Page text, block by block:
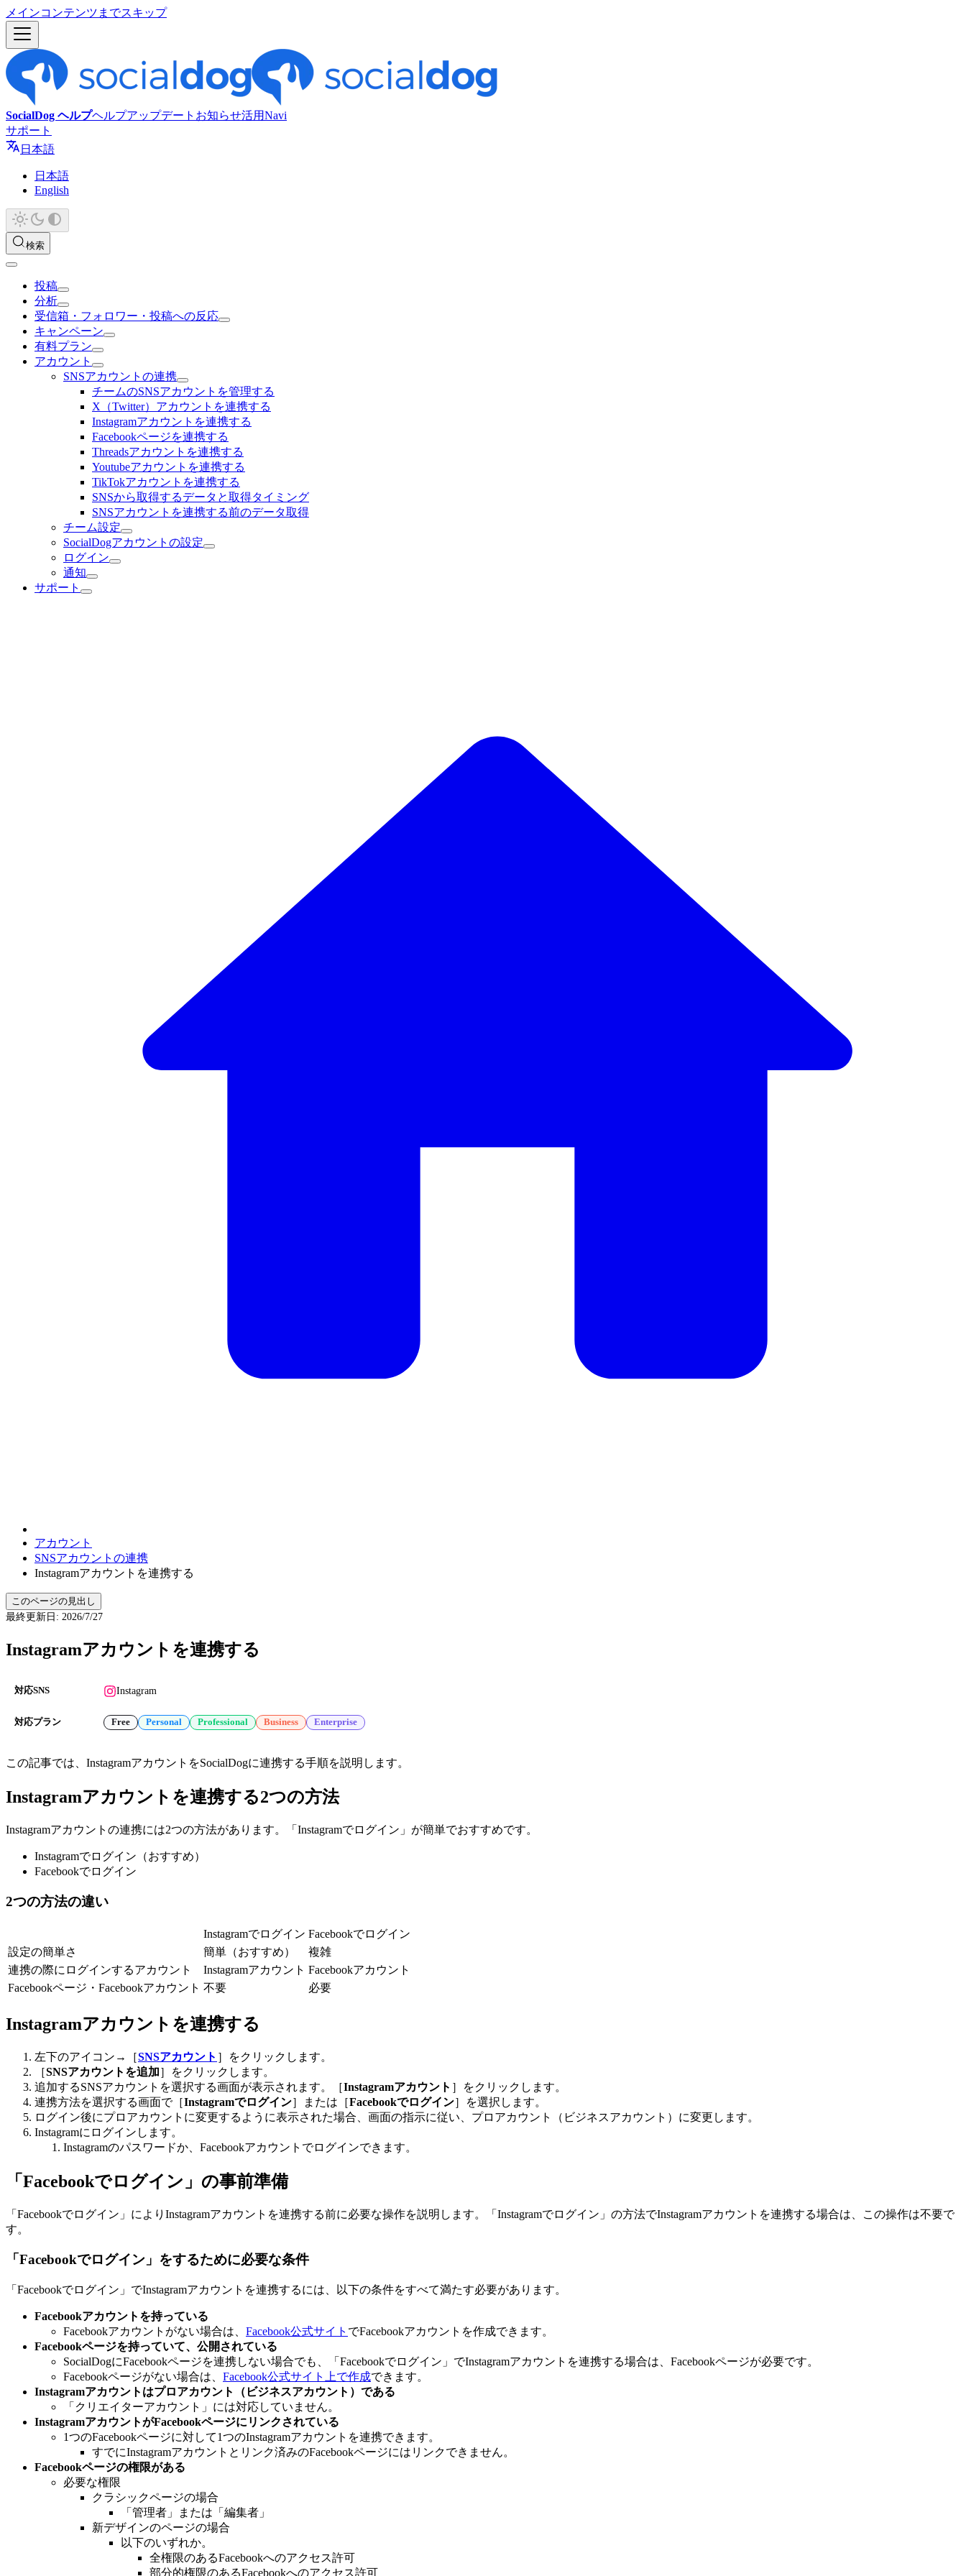
メインコンテンツまでスキップ
SocialDog ヘルプヘルプアップデート お知らせ活用Navi
サポート
日本語
日本語
English
検索
投稿
分析
受信箱・フォロワー・投稿への反応
キャンペーン
有料プラン
アカウント
SNSアカウントの連携
チームのSNSアカウントを管理する
X（Twitter）アカウントを連携する
Instagramアカウントを連携する
Facebookページを連携する
Threadsアカウントを連携する
Youtubeアカウントを連携する
TikTokアカウントを連携する
SNSから取得するデータと取得タイミング
SNSアカウントを連携する前のデータ取得
チーム設定
SocialDogアカウントの設定
ログイン
通知
サポート
アカウント
SNSアカウントの連携
Instagramアカウントを連携する
このページの見出し
最終更新日: 2026/7/27
Instagramアカウントを連携する
対応SNS Instagram
対応プラン Free Personal Professional Business Enterprise
この記事では、InstagramアカウントをSocialDogに連携する手順を説明します。
Instagramアカウントを連携する2つの方法
Instagramアカウントの連携には2つの方法があります。「Instagramでログイン」が簡単でおすすめです。
Instagramでログイン（おすすめ）
Facebookでログイン
2つの方法の違い
Instagramでログイン Facebookでログイン
設定の簡単さ
簡単（おすすめ）
複雑
連携の際にログインするアカウント
Instagramアカウント Facebookアカウント
Facebookページ・Facebookアカウント 不要 必要
Instagramアカウントを連携する
左下のアイコン→［SNSアカウント ］をクリックします。
［SNSアカウントを追加］をクリックします。
追加するSNSアカウントを選択する画面が表示されます。［Instagramアカウント ］をクリックします。
連携方法を選択する画面で［Instagramでログイン］または［Facebookでログイン］を選択します。
ログイン後にプロアカウントに変更するように表示された場合、画面の指示に従い、プロアカウント（ビジネスアカウント）に変更します。
Instagramにログインします。
Instagramのパスワードか、Facebookアカウントでログインできます。
「Facebookでログイン」の事前準備
「Facebookでログイン」によりInstagramアカウントを連携する前に必要な操作を説明します。「Instagramでログイン」の方法でInstagramアカウントを連携する場合は、この操作は不要で
す。
「Facebookでログイン」をするために必要な条件
「Facebookでログイン」でInstagramアカウントを連携するには、以下の条件をすべて満たす必要があります。
Facebookアカウントを持っている
Facebookアカウントがない場合は、 Facebook公式サイト でFacebookアカウントを作成できます。
Facebookページを持っていて、公開されている
SocialDogにFacebookページを連携しない場合でも、「Facebookでログイン」でInstagramアカウントを連携する場合は、Facebookページが必要です。
Facebookページがない場合は、 Facebook公式サイト上で作成できます。
Instagramアカウントはプロアカウント（ビジネスアカウント）である
「クリエイターアカウント」には対応していません。
InstagramアカウントがFacebookページにリンクされている
1つのFacebookページに対して1つのInstagramアカウントを連携できます。
すでにInstagramアカウントとリンク済みのFacebookページにはリンクできません。
Facebookページの権限がある
必要な権限
クラシックページの場合
「管理者」または「編集者」
新デザインのページの場合
以下のいずれか。
全権限のあるFacebookへのアクセス許可
部分的権限のあるFacebookへのアクセス許可